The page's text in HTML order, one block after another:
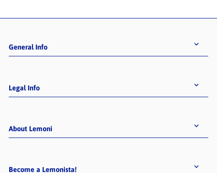
General Info
Legal Info
About Lemoni
Become a Lemonista!